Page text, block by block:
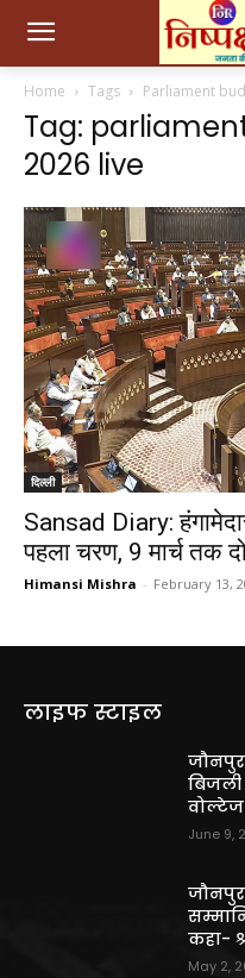
Home Tags Parliament
Tag:
2026 live
दिल्ली
Sansad Diary:
पहला चरण, 9 मार्च तक
Himansi Mishra - February 13,
लाइफ स्टाइल
June 9,
कहा-
May 2,